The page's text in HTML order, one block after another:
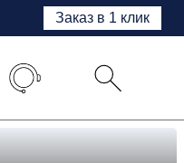
Заказ в 1 клик